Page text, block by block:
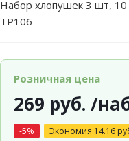
Набор хлопушек 3 шт, 10
ТР106
Розничная цена
269 руб. /
-5% Экономия 14.16